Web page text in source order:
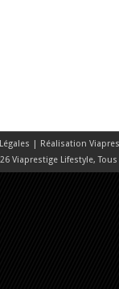
| Réalisation
Viaprestige Lifestyle,